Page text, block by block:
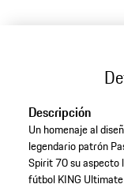
Descripción
Un homenaje al
legendario patrón
Spirit 70 su aspecto
fútbol KING